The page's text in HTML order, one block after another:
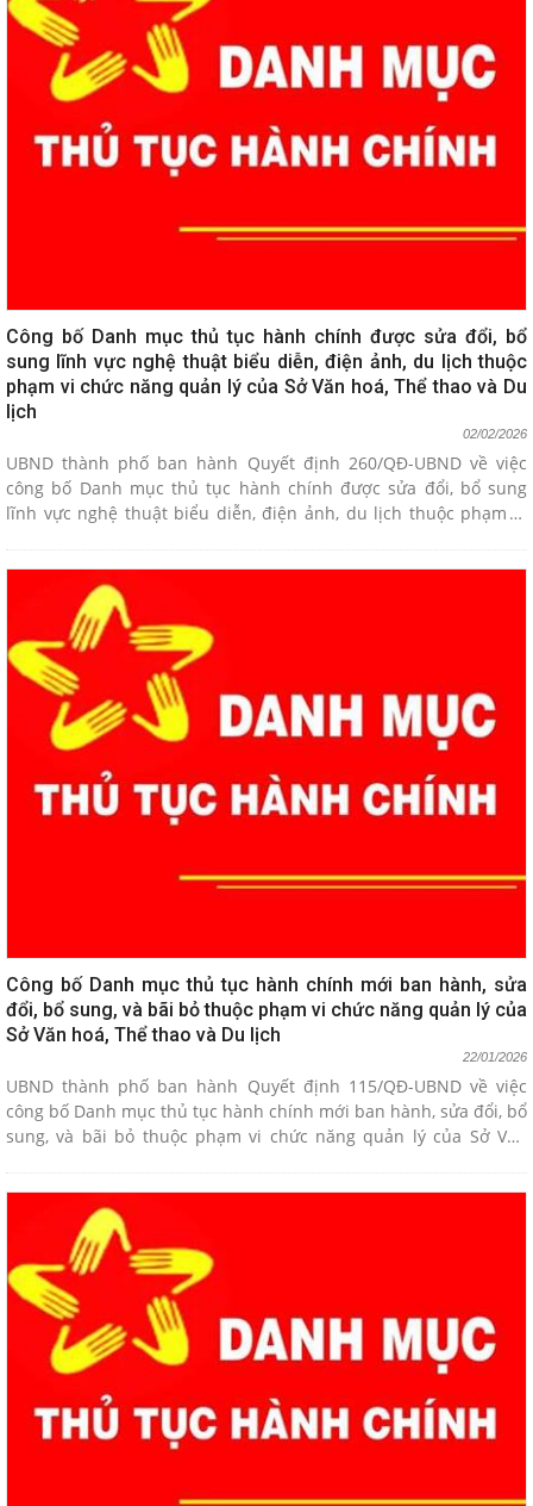
Công bố Danh mục thủ tục hành chính được sửa đổi, bổ
sung lĩnh vực nghệ thuật biểu diễn, điện ảnh, du lịch thuộc
phạm vi chức năng quản lý của Sở Văn hoá, Thể thao và Du
lịch
02/02/2026
UBND thành phố ban hành Quyết định 260/QĐ-UBND về việc
công bố Danh mục thủ tục hành chính được sửa đổi, bổ sung
lĩnh vực nghệ thuật biểu diễn, điện ảnh, du lịch thuộc phạm vi
Công bố Danh mục thủ tục hành chính mới ban hành, sửa
đổi, bổ sung, và bãi bỏ thuộc phạm vi chức năng quản lý của
Sở Văn hoá, Thể thao và Du lịch
22/01/2026
UBND thành phố ban hành Quyết định 115/QĐ-UBND về việc
công bố Danh mục thủ tục hành chính mới ban hành, sửa đổi, bổ
sung, và bãi bỏ thuộc phạm vi chức năng quản lý của Sở Văn